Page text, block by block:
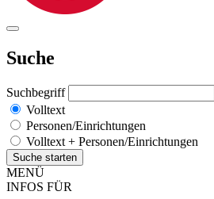
Suche
Suchbegriff
Volltext
Personen/Einrichtungen
Volltext + Personen/Einrichtungen
MENÜ
INFOS FÜR